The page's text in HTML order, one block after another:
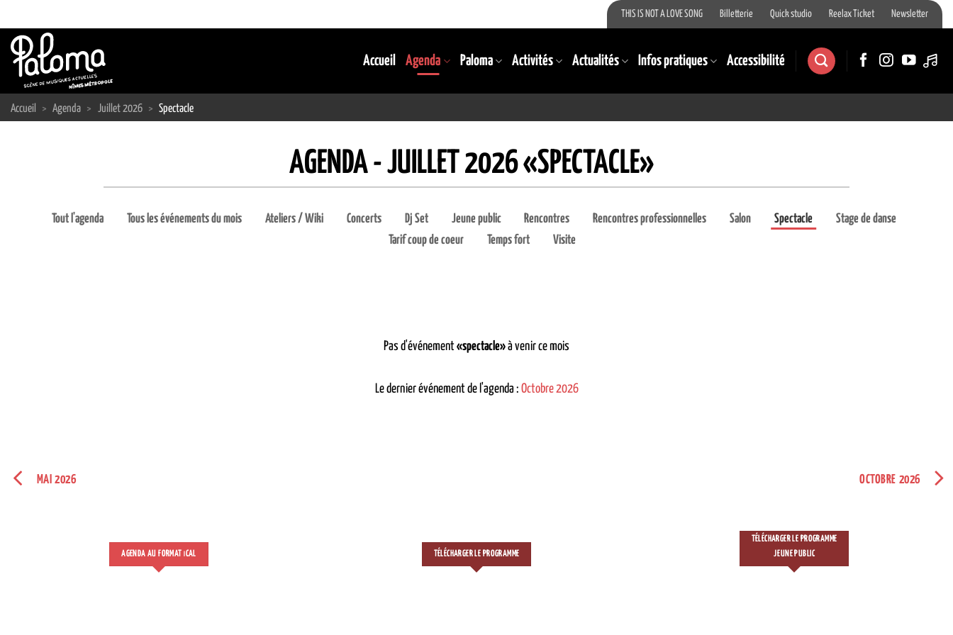
au
contenu
THIS IS NOT A LOVE SONG Billetterie Quick studio Reelax Ticket Newsletter
Accueil Agenda Paloma Activités Actualités Infos pratiques Accessibilité
Accueil > Agenda > Juillet 2026 > Spectacle
AGENDA - JUILLET 2026 «SPECTACLE»
Tout l'agenda Tous les événements du mois Ateliers / Wiki Concerts Dj Set Jeune public Rencontres Rencontres professionnelles Salon Spectacle
Stage de danse
Tarif coup de coeur
Temps fort Visite
Pas d'événement«spectacle»à venir ce mois
Le dernier événement de l'agenda : Octobre 2026
MAI 2026 OCTOBRE 2026
AGENDA AU FORMAT CAL TÉLÉCHARGER LE PROGRAMME
TÉLÉCHARGER LE PROGRAMME
JEUNE PUBLIC